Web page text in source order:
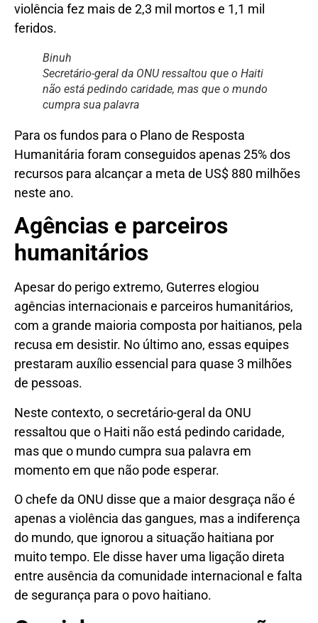
violência fez mais de 2,3 mil mortos e 1,1 mil
feridos.
Binuh
Secretário-geral da ONU ressaltou que o Haiti
não está pedindo caridade, mas que o mundo
cumpra sua palavra
Para os fundos para o Plano de Resposta
Humanitária foram conseguidos apenas 25% dos
recursos para alcançar a meta de US$ 880 milhões
neste ano.
Agências e parceiros
humanitários
Apesar do perigo extremo, Guterres elogiou
agências internacionais e parceiros humanitários,
com a grande maioria composta por haitianos, pela
recusa em desistir. No último ano, essas equipes
prestaram auxílio essencial para quase 3 milhões
de pessoas.
Neste contexto, o secretário-geral da ONU
ressaltou que o Haiti não está pedindo caridade,
mas que o mundo cumpra sua palavra em
momento em que não pode esperar.
O chefe da ONU disse que a maior desgraça não é
apenas a violência das gangues, mas a indiferença
do mundo, que ignorou a situação haitiana por
muito tempo. Ele disse haver uma ligação direta
entre ausência da comunidade internacional e falta
de segurança para o povo haitiano.